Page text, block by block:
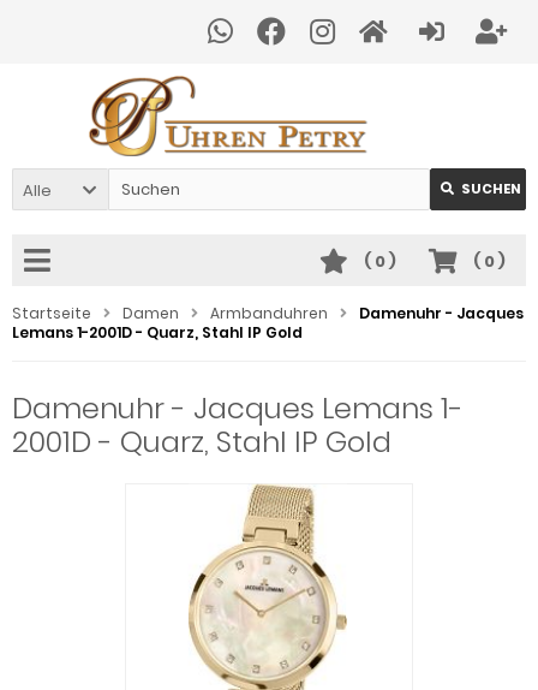
Alle SUCHEN
( 0)
( 0)
Startseite Damen Armbanduhren
Damenuhr - Jacques
Lemans 1-2001D - Quarz, Stahl IP Gold
Damenuhr - Jacques Lemans 1-
2001D - Quarz, Stahl IP Gold